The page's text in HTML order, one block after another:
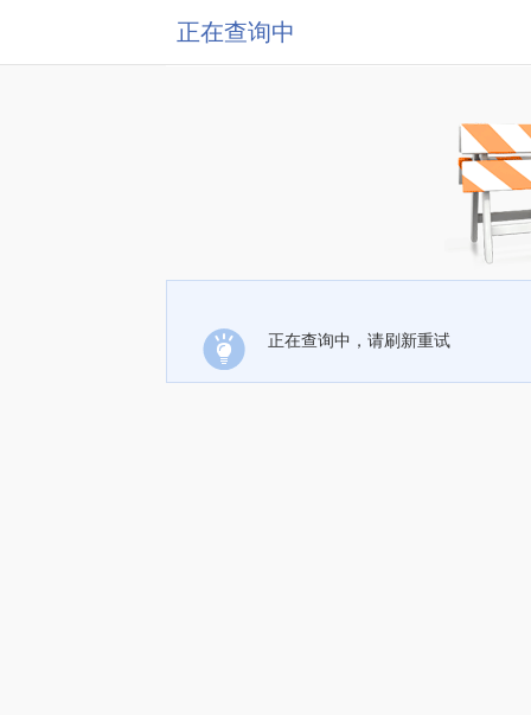
正在查询中
正在查询中，请刷新重试